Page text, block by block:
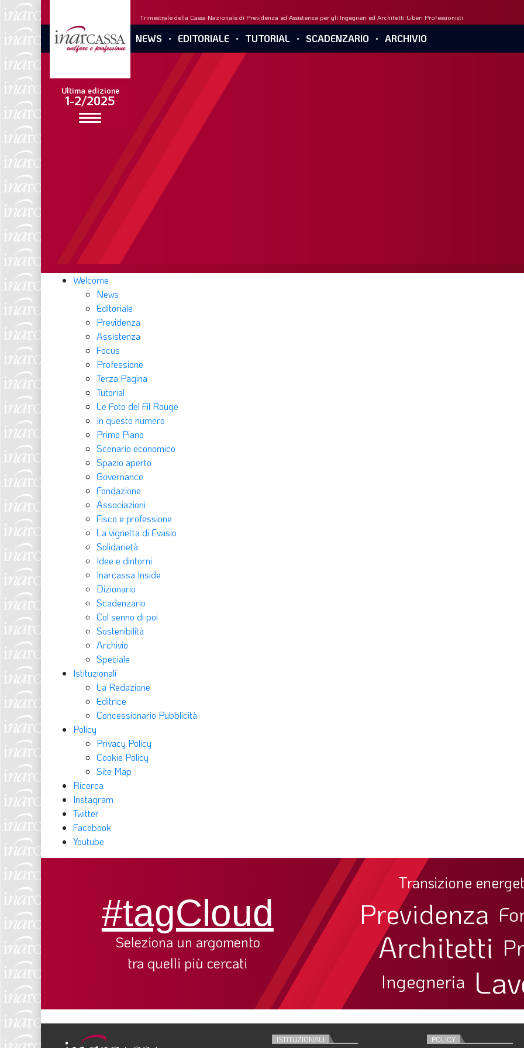
Ultima edizione
1-2/2025
Trimestrale della Cassa Nazionale di Previdenza ed Assistenza per gli Ingegneri ed Architetti Liberi Professionisti
NEWS EDITORIALE TUTORIAL SCADENZARIO ARCHIVIO
Welcome
News
Editoriale
Previdenza
Assistenza
Focus
Professione
Terza Pagina
Tutorial
Le Foto del Fil Rouge
In questo numero
Primo Piano
Scenario economico
Spazio aperto
Governance
Fondazione
Associazioni
Fisco e professione
La vignetta di Evasio
Solidarietà
Idee e dintorni
Inarcassa Inside
Dizionario
Scadenzario
Col senno di poi
Sostenibilità
Archivio
Speciale
Istituzionali
La Redazione
Editrice
Concessionario Pubblicità
Policy
Privacy Policy
Cookie Policy
Site Map
Ricerca
Instagram
Twitter
Facebook
Youtube
#tagCloud
Seleziona un argomento
tra quelli più cercati
Transizione
Previdenza
Architetti
Ingegneria
ISTITUZIONALI
POLICY